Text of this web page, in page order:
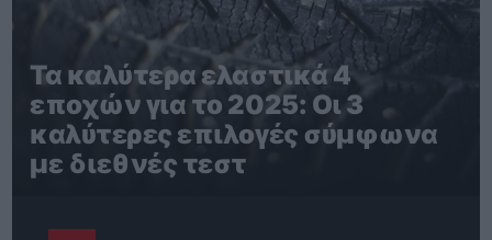
Τα καλύτερα ελαστικά 4
εποχών για το 2025: Οι 3
καλύτερες επιλογές σύμφωνα
με διεθνές τεστ